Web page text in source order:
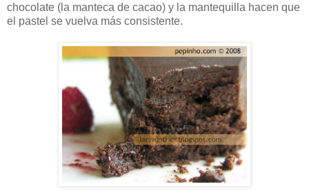
chocolate (la manteca de cacao) y la mantequilla hacen que
el pastel se vuelva más consistente.